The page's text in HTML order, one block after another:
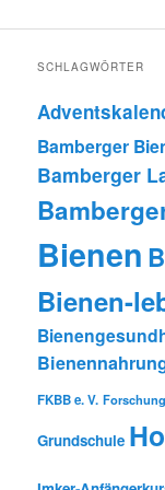
SCHLAGWÖRTER
Bamberger
Bamberger
Bienen
Bienen-
FKBB e. V. Forschung
Grundschule